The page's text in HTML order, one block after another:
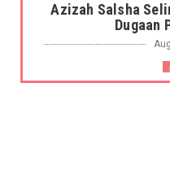
Azizah Salsha
Dugaan